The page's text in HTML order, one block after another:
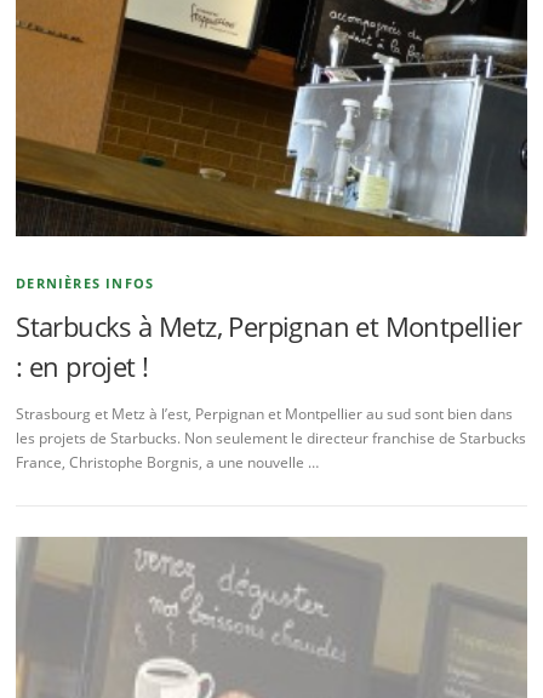
DERNIÈRES INFOS
Starbucks à Metz, Perpignan et Montpellier
: en projet !
Strasbourg et Metz à l’est, Perpignan et Montpellier au sud sont bien dans
les projets de Starbucks. Non seulement le directeur franchise de Starbucks
France, Christophe Borgnis, a une nouvelle …